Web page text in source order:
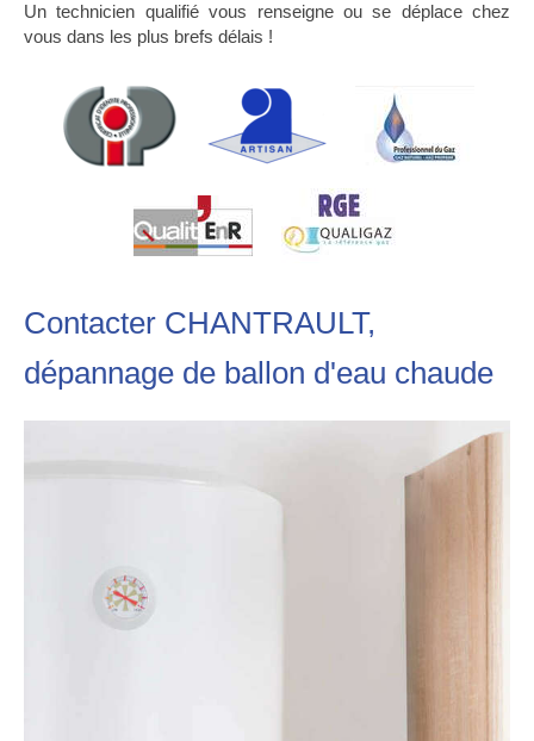
Un technicien qualifié vous renseigne ou se déplace chez
vous dans les plus brefs délais !
Contacter CHANTRAULT,
dépannage de ballon d'eau chaude